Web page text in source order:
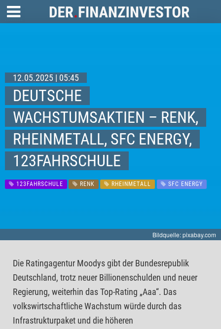
12.05.2025 | 05:45
DEUTSCHE
WACHSTUMSAKTIEN – RENK,
RHEINMETALL, SFC ENERGY,
123FAHRSCHULE
123FAHRSCHULE RENK RHEINMETALL SFC ENERGY
Bildquelle: pixabay.com
Die Ratingagentur Moodys gibt der Bundesrepublik
Deutschland, trotz neuer Billionenschulden und neuer
Regierung, weiterhin das Top-Rating „Aaa“. Das
volkswirtschaftliche Wachstum würde durch das
Infrastrukturpaket und die höheren